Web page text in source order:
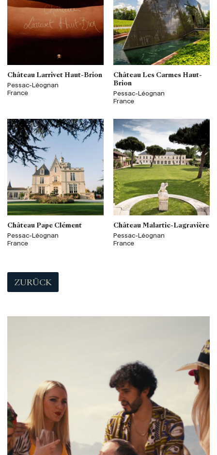
Château Larrivet Haut-Brion
Pessac-Léognan
France
Château Les Carmes Haut-
Brion
Pessac-Léognan
France
Château Pape Clément
Pessac-Léognan
France
Château Malartic-Lagravière
Pessac-Léognan
France
ZURÜCK